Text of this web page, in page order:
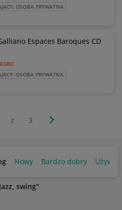
OSOBA PRYWATNA
Espaces Baroques CD
OSOBA PRYWATNA
z 3 Następna strona
Nowy Bardzo dobry
swing"